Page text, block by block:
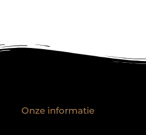
Onze informatie